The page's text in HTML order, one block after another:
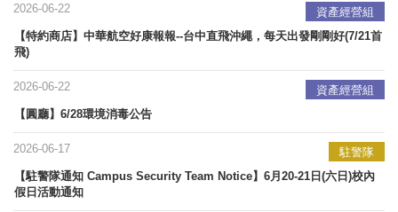
資產經營組
2026-06-22
【特約商店】中華航空好康報報--台中直飛沖繩，每天出發剛剛好(7/21首
飛)
資產經營組
2026-06-22
【圓廳】6/28環境消毒公告
駐警隊
2026-06-17
【駐警隊通知 Campus Security Team Notice】6月20-21日(六日)校內
假日活動通知